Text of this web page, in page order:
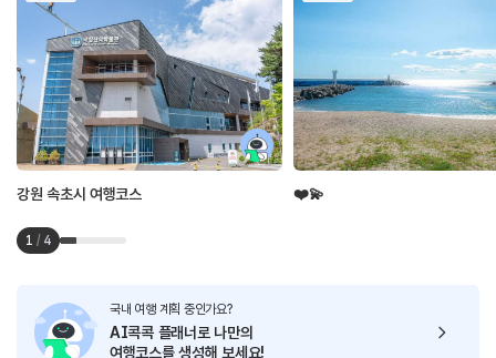
강원 속초시 여행코스 ❤️💫
1 / 4
국내 여행 계획 중인가요?
AI콕콕 플래너로 나만의
여행코스를 생성해 보세요!